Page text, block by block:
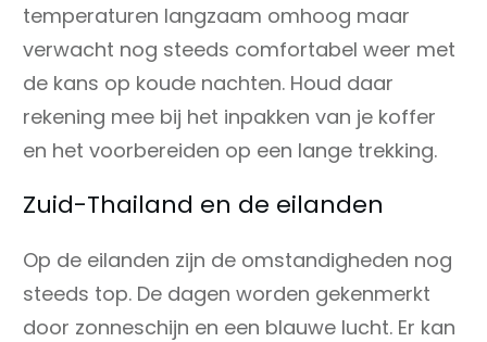
temperaturen langzaam omhoog maar
verwacht nog steeds comfortabel weer met
de kans op koude nachten. Houd daar
rekening mee bij het inpakken van je koffer
en het voorbereiden op een lange trekking.
Zuid-Thailand en de eilanden
Op de eilanden zijn de omstandigheden nog
steeds top. De dagen worden gekenmerkt
door zonneschijn en een blauwe lucht. Er kan